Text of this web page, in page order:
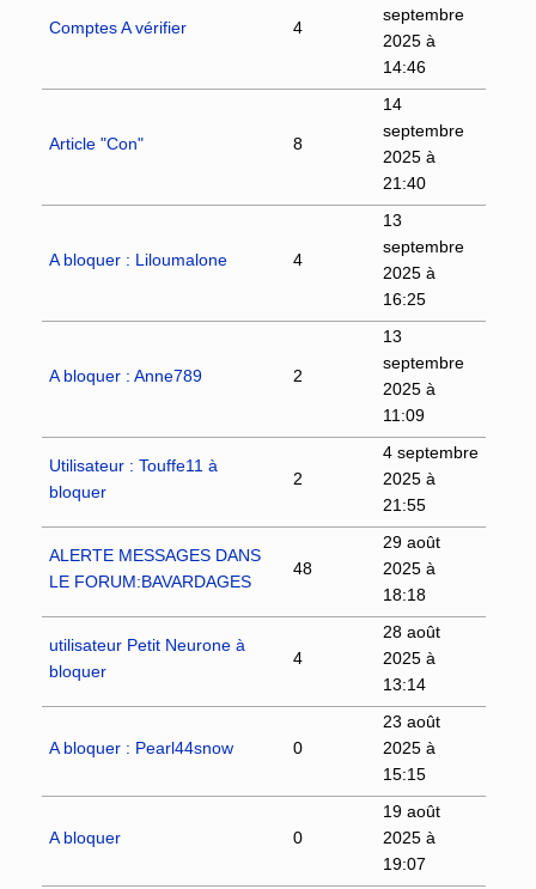
Comptes A vérifier 4
septembre
2025 à
14:46
Article "Con" 8
14
septembre
2025 à
21:40
A bloquer : Liloumalone 4
13
septembre
2025 à
16:25
A bloquer : Anne789 2
13
septembre
2025 à
11:09
Utilisateur : Touffe11 à
bloquer
2
4 septembre
2025 à
21:55
ALERTE MESSAGES DANS
LE FORUM:BAVARDAGES
48
29 août
2025 à
18:18
utilisateur Petit Neurone à
bloquer
4
28 août
2025 à
13:14
A bloquer : Pearl44snow 0
23 août
2025 à
15:15
A bloquer 0
19 août
2025 à
19:07